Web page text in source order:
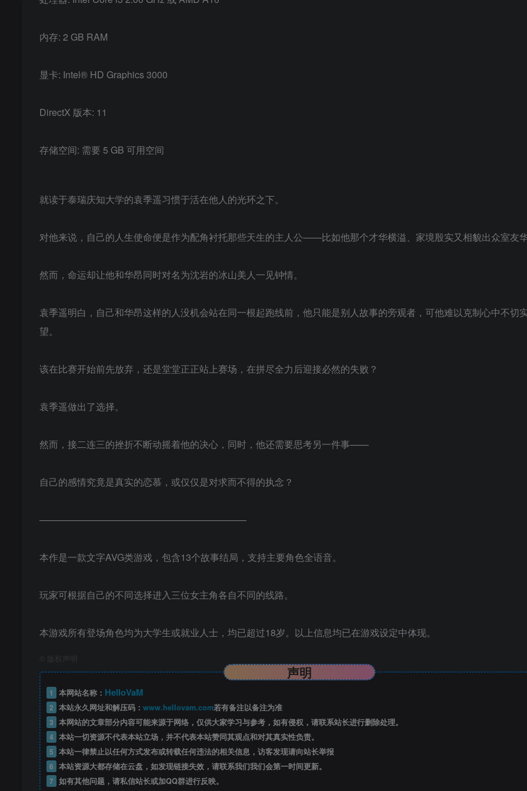
内存: 2 GB RAM
显卡: Intel® HD Graphics 3000
DirectX 版本: 11
存储空间: 需要 5 GB 可用空间
就读于泰瑞庆知大学的袁季遥习惯于活在他人的光环之下。
对他来说，自己的人生使命便是作为配角衬托那些天生的主人公——比如他那个才华横溢、家境殷实又相貌出众室友
然而，命运却让他和华昂同时对名为沈岩的冰山美人一见钟情。
袁季遥明白，自己和华昂这样的人没机会站在同一根起跑线前，他只能是别人故事的旁观者，可他难以克制心中不切
望。
该在比赛开始前先放弃，还是堂堂正正站上赛场，在拼尽全力后迎接必然的失败？
袁季遥做出了选择。
然而，接二连三的挫折不断动摇着他的决心，同时，他还需要思考另一件事——
自己的感情究竟是真实的恋慕，或仅仅是对求而不得的执念？
——————————————————————
本作是一款文字AVG类游戏，包含13个故事结局，支持主要角色全语音。
玩家可根据自己的不同选择进入三位女主角各自不同的线路。
本游戏所有登场角色均为大学生或就业人士，均已超过18岁。以上信息均已在游戏设定中体现。
版权声明
声明
1 本网站名称： HelloVaM
2 本站永久网址和解压码： www.hellovam.com若有备注以备注为准
3 本网站的文章部分内容可能来源于网络，仅供大家学习与参考，如有侵权，请联系站长进行删除处理。
4 本站一切资源不代表本站立场，并不代表本站赞同其观点和对其真实性负责。
5 本站一律禁止以任何方式发布或转载任何违法的相关信息，访客发现请向站长举报
6 本站资源大都存储在云盘，如发现链接失效，请联系我们我们会第一时间更新。
7 如有其他问题，请私信站长或加QQ群进行反映。